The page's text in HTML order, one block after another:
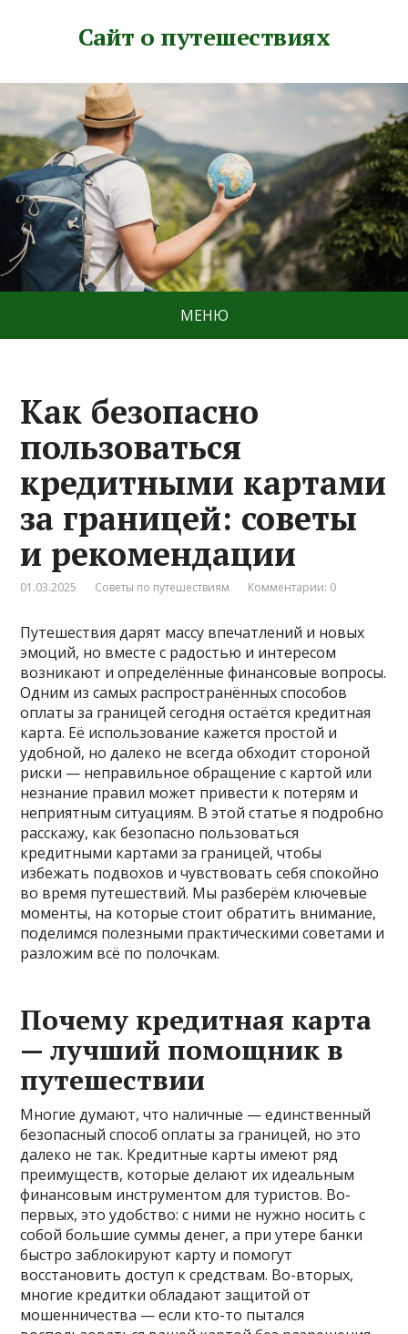
Сайт о путешествиях
МЕНЮ
Как безопасно
пользоваться
кредитными картами
за границей: советы
и рекомендации
01.03.2025 Советы по путешествиям Комментарии: 0
Путешествия дарят массу впечатлений и новых
эмоций, но вместе с радостью и интересом
возникают и определённые финансовые вопросы.
Одним из самых распространённых способов
оплаты за границей сегодня остаётся кредитная
карта. Её использование кажется простой и
удобной, но далеко не всегда обходит стороной
риски — неправильное обращение с картой или
незнание правил может привести к потерям и
неприятным ситуациям. В этой статье я подробно
расскажу, как безопасно пользоваться
кредитными картами за границей, чтобы
избежать подвохов и чувствовать себя спокойно
во время путешествий. Мы разберём ключевые
моменты, на которые стоит обратить внимание,
поделимся полезными практическими советами и
разложим всё по полочкам.
Почему кредитная карта
— лучший помощник в
путешествии
Многие думают, что наличные — единственный
безопасный способ оплаты за границей, но это
далеко не так. Кредитные карты имеют ряд
преимуществ, которые делают их идеальным
финансовым инструментом для туристов. Во-
первых, это удобство: с ними не нужно носить с
собой большие суммы денег, а при утере банки
быстро заблокируют карту и помогут
восстановить доступ к средствам. Во-вторых,
многие кредитки обладают защитой от
мошенничества — если кто-то пытался